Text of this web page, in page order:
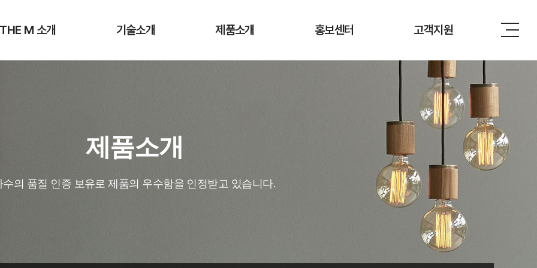
M 소개 기술소개 제품소개 홍보센터 고객지원
제품소개
수의 품질 인증 보유로 제품의 우수함을 인정받고 있습니다.